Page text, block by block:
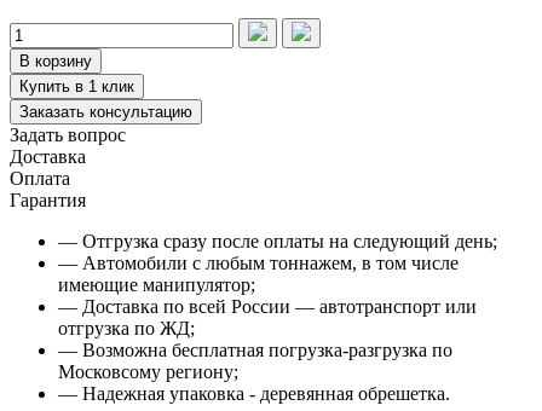
В корзину
Купить в 1 клик
Заказать консультацию
Задать вопрос
Доставка
Оплата
Гарантия
— Отгрузка сразу после оплаты на следующий день;
— Автомобили с любым тоннажем, в том числе
имеющие манипулятор;
— Доставка по всей России — автотранспорт или
отгрузка по ЖД;
— Возможна бесплатная погрузка-разгрузка по
Московсому региону;
— Надежная упаковка - деревянная обрешетка.